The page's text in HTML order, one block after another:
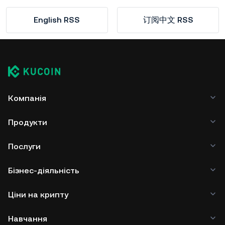
English RSS 订阅中文 RSS
Компанія
Продукти
Послуги
Бізнес-діяльність
Ціни на крипту
Навчання